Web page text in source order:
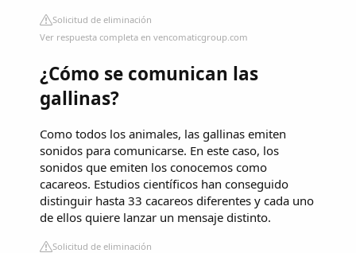
Solicitud de eliminación
Ver respuesta completa en vencomaticgroup.com
¿Cómo se comunican las
gallinas?
Como todos los animales, las gallinas emiten
sonidos para comunicarse. En este caso, los
sonidos que emiten los conocemos como
cacareos. Estudios científicos han conseguido
distinguir hasta 33 cacareos diferentes y cada uno
de ellos quiere lanzar un mensaje distinto.
Solicitud de eliminación